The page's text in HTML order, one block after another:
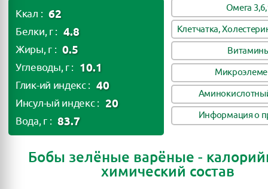
Ккал : 62
Белки, г : 4.8
Жиры, г : 0.5
Углеводы, г : 10.1
Глик-ий индекс : 40
Инсул-ый индекс : 20
Вода, г : 83.7
Омега
Клетчатка,
Информация о
Бобы зелёные варёные -
химический состав